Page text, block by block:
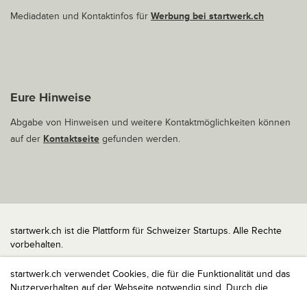
startwerk.ch verwendet Cookies, die für die Funktionalität und das
Nutzerverhalten auf der Webseite notwendig sind. Durch die
Mediadaten und Kontaktinfos für Werbung bei startwerk.ch
Eure Hinweise
Abgabe von Hinweisen und weitere Kontaktmöglichkeiten können
auf der Kontaktseite gefunden werden.
startwerk.ch ist die Plattform für Schweizer Startups. Alle Rechte
vorbehalten.
Impressum
Kontakt